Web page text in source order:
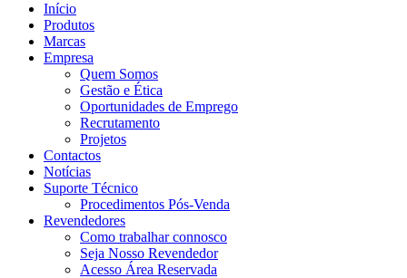
Início
Produtos
Marcas
Empresa
Quem Somos
Gestão e Ética
Oportunidades de Emprego
Recrutamento
Projetos
Contactos
Notícias
Suporte Técnico
Procedimentos Pós-Venda
Revendedores
Como trabalhar connosco
Seja Nosso Revendedor
Acesso Área Reservada